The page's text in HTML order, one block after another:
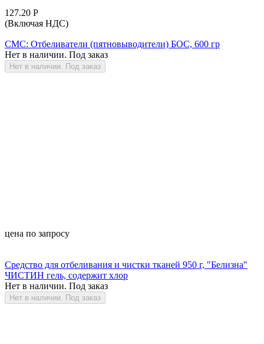
127.20 Р
(Включая НДС)
СМС: Отбеливатели (пятновыводители) БОС, 600 гр
Нет в наличии. Под заказ
Нет в наличии. Под заказ
цена по запросу
Средство для отбеливания и чистки тканей 950 г, "Белизна"
ЧИСТИН гель, содержит хлор
Нет в наличии. Под заказ
Нет в наличии. Под заказ